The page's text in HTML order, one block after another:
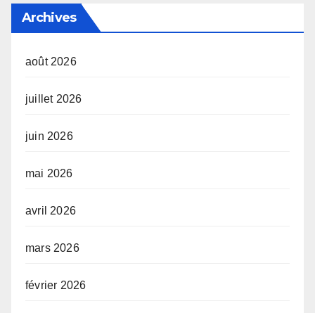
Archives
août 2026
juillet 2026
juin 2026
mai 2026
avril 2026
mars 2026
février 2026